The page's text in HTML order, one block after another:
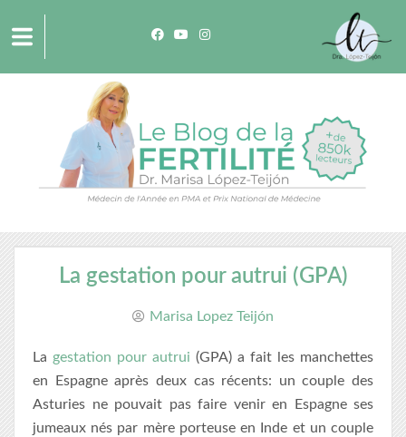
La gestation pour autrui (GPA)
Marisa Lopez Teijón
La gestation pour autrui (GPA) a fait les manchettes
en Espagne après deux cas récents: un couple des
Asturies ne pouvait pas faire venir en Espagne ses
jumeaux nés par mère porteuse en Inde et un couple